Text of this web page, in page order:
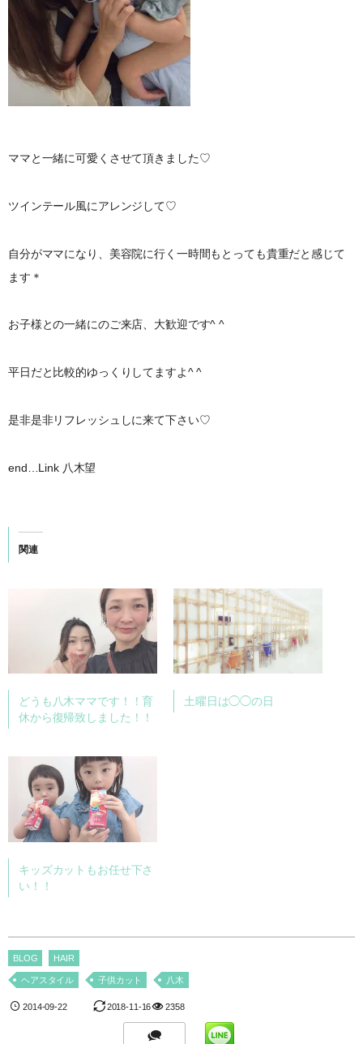
ママと一緒に可愛くさせて頂きました♡
ツインテール風にアレンジして♡
自分がママになり、美容院に行く一時間もとっても貴重だと感じて
ます＊
お子様との一緒にのご来店、大歓迎です^ ^
平日だと比較的ゆっくりしてますよ^ ^
是非是非リフレッシュしに来て下さい♡
end…Link 八木望
関連
どうも八木ママです！！育
休から復帰致しました！！
土曜日は◯◯の日
キッズカットもお任せ下さ
い！！
BLOG HAIR
ヘアスタイル 子供カット 八木
2014-09-22 2018-11-16 2358